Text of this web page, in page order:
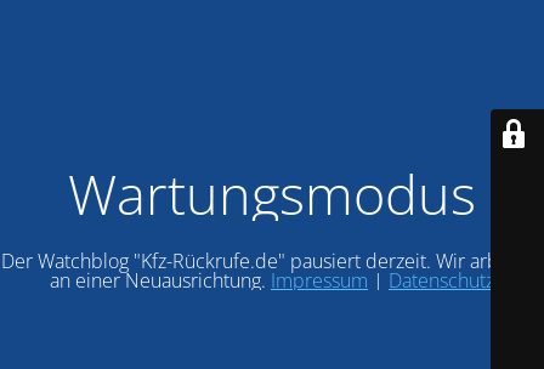
Wartungsmodus
Der Watchblog "Kfz-Rückrufe.de" pausiert derzeit. Wir arbeiten
an einer Neuausrichtung. Impressum | Datenschutz